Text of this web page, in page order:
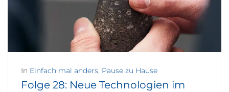
In Einfach mal anders, Pause zu Hause
Folge 28: Neue Technologien im